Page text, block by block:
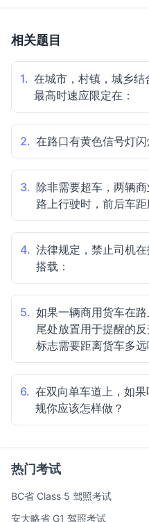
相关题目
1. 在城市，村镇，城乡结
最高时速应限定在：
2. 在路口有黄色信号灯闪
3. 除非需要超车，两辆
路上行驶时，前后车
4. 法律规定，禁止司机
搭载：
5. 如果一辆商用货车在
尾处放置用于提醒的
标志需要距离货车多远
6. 在双向单车道上，如
规你应该怎样做？
热门考试
BC省 Class 5 驾照考试
安大略省 G1 驾照考试